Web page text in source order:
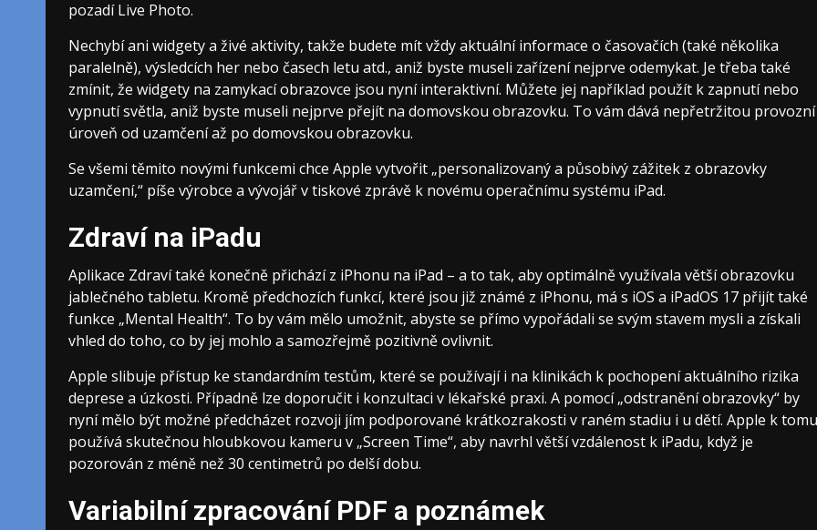
pozadí Live Photo.
Nechybí ani widgety a živé aktivity, takže budete mít vždy aktuální informace o časovačích (také několika
paralelně), výsledcích her nebo časech letu atd., aniž byste museli zařízení nejprve odemykat. Je třeba také
zmínit, že widgety na zamykací obrazovce jsou nyní interaktivní. Můžete jej například použít k zapnutí nebo
vypnutí světla, aniž byste museli nejprve přejít na domovskou obrazovku. To vám dává nepřetržitou provozní
úroveň od uzamčení až po domovskou obrazovku.
Se všemi těmito novými funkcemi chce Apple vytvořit „personalizovaný a působivý zážitek z obrazovky
uzamčení,“ píše výrobce a vývojář v tiskové zprávě k novému operačnímu systému iPad.
Zdraví na iPadu
Aplikace Zdraví také konečně přichází z iPhonu na iPad – a to tak, aby optimálně využívala větší obrazovku
jablečného tabletu. Kromě předchozích funkcí, které jsou již známé z iPhonu, má s iOS a iPadOS 17 přijít také
funkce „Mental Health“. To by vám mělo umožnit, abyste se přímo vypořádali se svým stavem mysli a získali
vhled do toho, co by jej mohlo a samozřejmě pozitivně ovlivnit.
Apple slibuje přístup ke standardním testům, které se používají i na klinikách k pochopení aktuálního rizika
deprese a úzkosti. Případně lze doporučit i konzultaci v lékařské praxi. A pomocí „odstranění obrazovky“ by
nyní mělo být možné předcházet rozvoji jím podporované krátkozrakosti v raném stadiu i u dětí. Apple k tomu
používá skutečnou hloubkovou kameru v „Screen Time“, aby navrhl větší vzdálenost k iPadu, když je
pozorován z méně než 30 centimetrů po delší dobu.
Variabilní zpracování PDF a poznámek